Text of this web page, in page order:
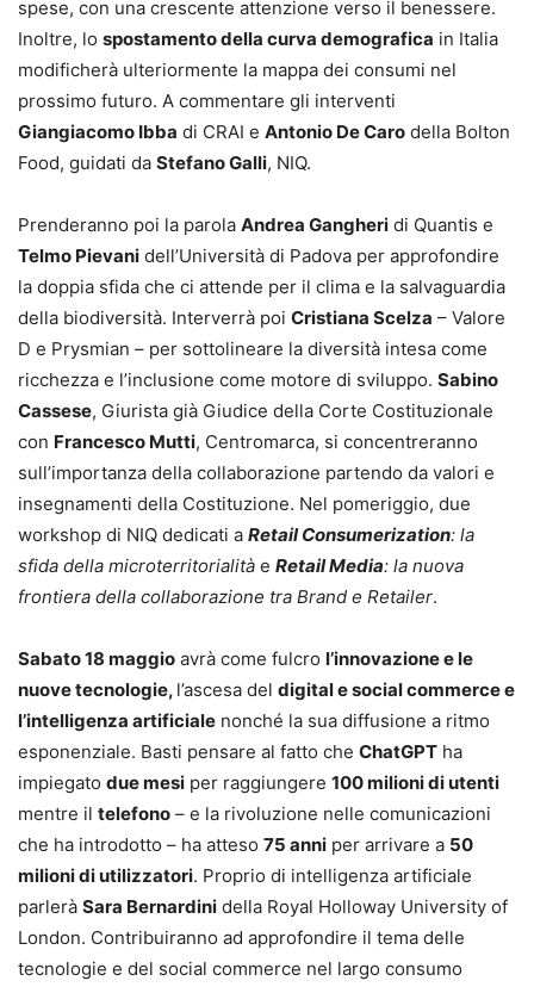
spese, con una crescente attenzione verso il benessere.
Inoltre, lo spostamento della curva demografica in Italia
modificherà ulteriormente la mappa dei consumi nel
prossimo futuro. A commentare gli interventi
Giangiacomo Ibba di CRAI e Antonio De Caro della Bolton
Food, guidati da Stefano Galli, NIQ.
Prenderanno poi la parola Andrea Gangheri di Quantis e
Telmo Pievani dell’Università di Padova per approfondire
la doppia sfida che ci attende per il clima e la salvaguardia
della biodiversità. Interverrà poi Cristiana Scelza – Valore
D e Prysmian – per sottolineare la diversità intesa come
ricchezza e l’inclusione come motore di sviluppo. Sabino
Cassese, Giurista già Giudice della Corte Costituzionale
con Francesco Mutti, Centromarca, si concentreranno
sull’importanza della collaborazione partendo da valori e
insegnamenti della Costituzione. Nel pomeriggio, due
workshop di NIQ dedicati a Retail Consumerization: la
sfida della microterritorialità e Retail Media: la nuova
frontiera della collaborazione tra Brand e Retailer.
Sabato 18 maggio avrà come fulcro l’innovazione e le
nuove tecnologie, l’ascesa del digital e social commerce e
l’intelligenza artificiale nonché la sua diffusione a ritmo
esponenziale. Basti pensare al fatto che ChatGPT ha
impiegato due mesi per raggiungere 100 milioni di utenti
mentre il telefono – e la rivoluzione nelle comunicazioni
che ha introdotto – ha atteso 75 anni per arrivare a 50
milioni di utilizzatori. Proprio di intelligenza artificiale
parlerà Sara Bernardini della Royal Holloway University of
London. Contribuiranno ad approfondire il tema delle
tecnologie e del social commerce nel largo consumo